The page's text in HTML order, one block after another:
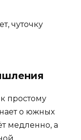
чуточку
простому
о южных
медленно, а